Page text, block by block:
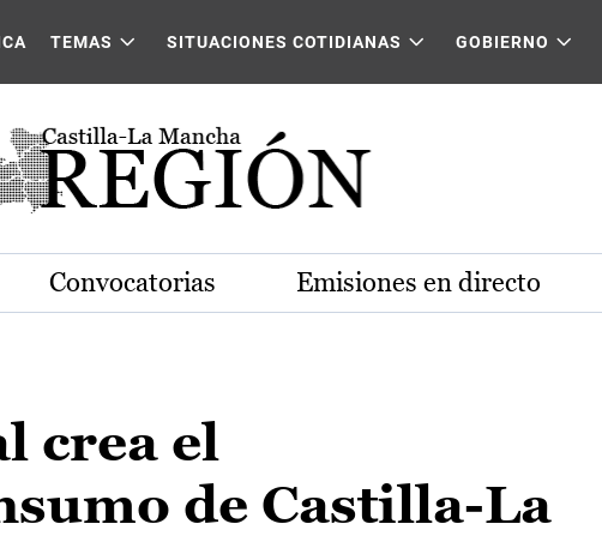
TEMAS SITUACIONES COTIDIANAS GOBIERNO
Convocatorias Emisiones en directo
crea el
de Castilla-La